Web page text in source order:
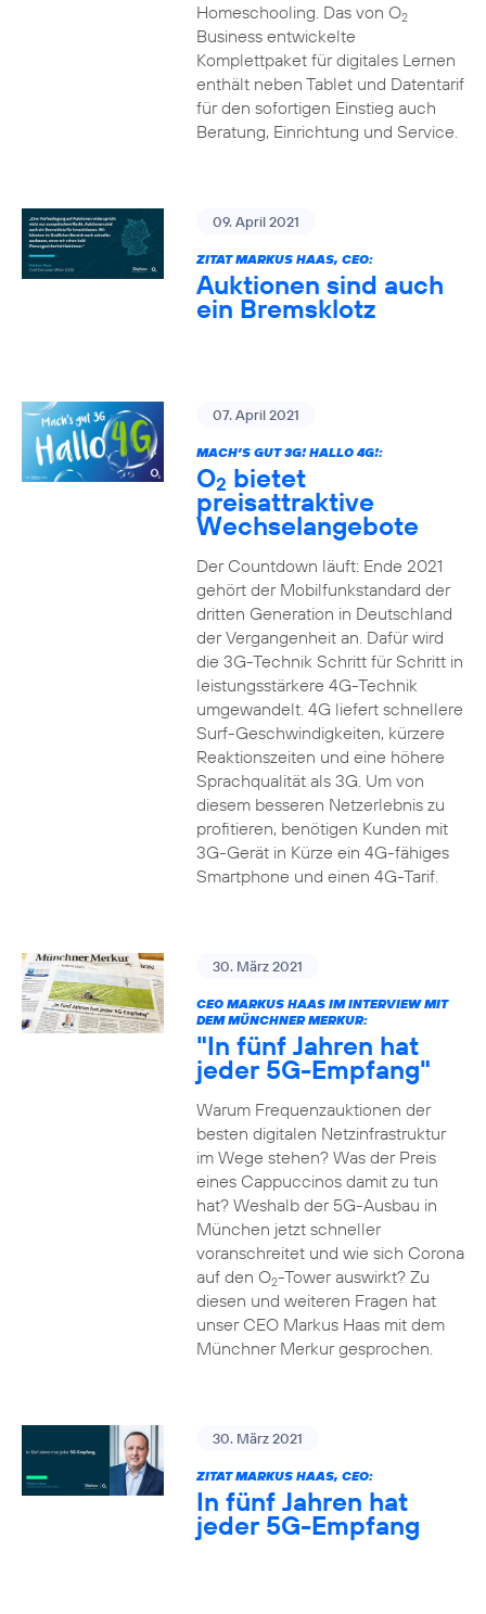
Homeschooling. Das von O2
Business entwickelte
Komplettpaket für digitales Lernen
enthält neben Tablet und Datentarif
für den sofortigen Einstieg auch
Beratung, Einrichtung und Service.
09. April 2021
ZITAT MARKUS HAAS, CEO:
Auktionen sind auch
ein Bremsklotz
07. April 2021
MACH’S GUT 3G! HALLO 4G!:
O2 bietet
preisattraktive
Wechselangebote
Der Countdown läuft: Ende 2021
gehört der Mobilfunkstandard der
dritten Generation in Deutschland
der Vergangenheit an. Dafür wird
die 3G-Technik Schritt für Schritt in
leistungsstärkere 4G-Technik
umgewandelt. 4G liefert schnellere
Surf-Geschwindigkeiten, kürzere
Reaktionszeiten und eine höhere
Sprachqualität als 3G. Um von
diesem besseren Netzerlebnis zu
profitieren, benötigen Kunden mit
3G-Gerät in Kürze ein 4G-fähiges
Smartphone und einen 4G-Tarif.
30. März 2021
CEO MARKUS HAAS IM INTERVIEW MIT
DEM MÜNCHNER MERKUR:
"In fünf Jahren hat
jeder 5G-Empfang"
Warum Frequenzauktionen der
besten digitalen Netzinfrastruktur
im Wege stehen? Was der Preis
eines Cappuccinos damit zu tun
hat? Weshalb der 5G-Ausbau in
München jetzt schneller
voranschreitet und wie sich Corona
auf den O2-Tower auswirkt? Zu
diesen und weiteren Fragen hat
unser CEO Markus Haas mit dem
Münchner Merkur gesprochen.
30. März 2021
ZITAT MARKUS HAAS, CEO:
In fünf Jahren hat
jeder 5G-Empfang